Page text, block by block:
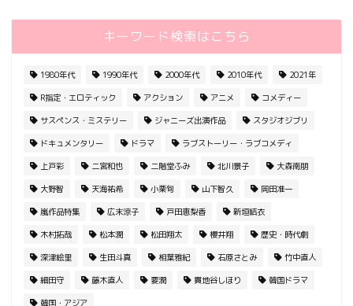
キーワード検索はこちら
1980年代 1990年代 2000年代 2010年代 2021年
R指定・エロティック アクション アニメ コメディー
サスペンス・ミステリー ジャニーズ出演作品 スタジオジブリ
ドキュメンタリー ドラマ ラブストーリー・ラブコメディ
上戸彩 二宮和也 二階堂ふみ 北川景子 大森南朋
大野智 天海祐希 小栗旬 山下智久 岡田准一
嵐作品特集 広末涼子 戸田恵梨香 新垣結衣
木村拓哉 松本潤 松田翔太 櫻井翔 歴史・時代劇
深津絵里 生田斗真 相葉雅紀 石原さとみ 竹中直人
細田守 藤木直人 要潤 貫地谷しほり 韓国ドラマ
韓国・アジア